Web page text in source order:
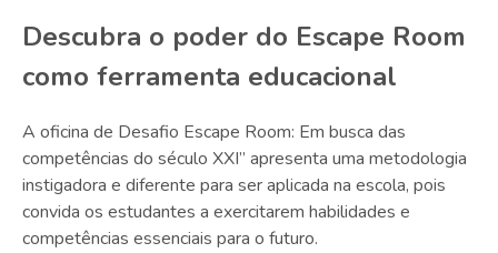
Descubra o poder do Escape Room
como ferramenta educacional
A oficina de Desafio Escape Room: Em busca das
competências do século XXI” apresenta uma metodologia
instigadora e diferente para ser aplicada na escola, pois
convida os estudantes a exercitarem habilidades e
competências essenciais para o futuro.